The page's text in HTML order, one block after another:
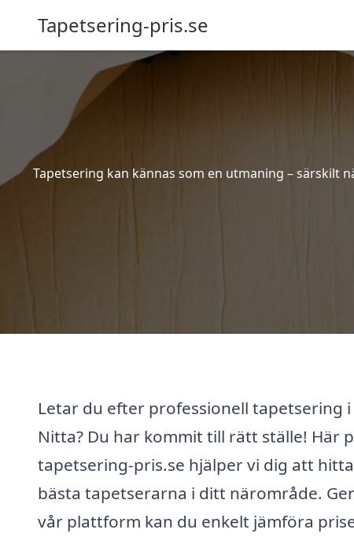
Tapetsering-pris.se
Tapetsering kan kännas som en utmaning – särskilt
Letar du efter professionell tapetsering i
Nitta? Du har kommit till rätt ställe! Här
tapetsering-pris.se hjälper vi dig att
bästa tapetserarna i ditt närområde.
vår plattform kan du enkelt jämföra